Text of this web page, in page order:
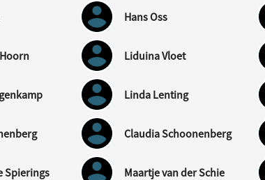
Hans Oss
Liduina Vloet
Linda Lenting
Claudia Schoonenberg
Spierings Maartje van der Schie